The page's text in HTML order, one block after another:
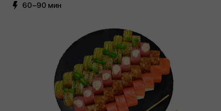
60−90 мин